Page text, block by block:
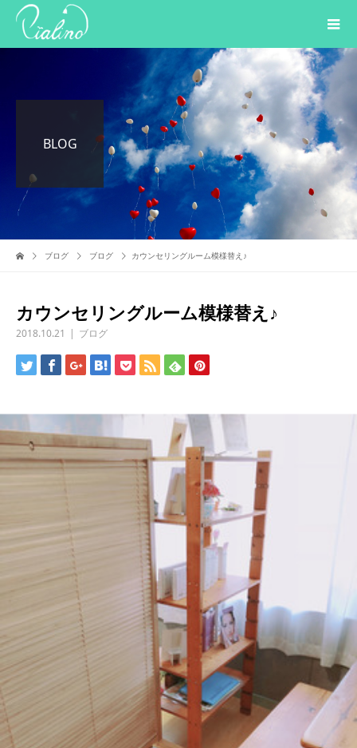
BLOG
ブログ ブログ カウンセリングルーム模様替え♪
カウンセリングルーム模様替え♪
2018.10.21 ブログ